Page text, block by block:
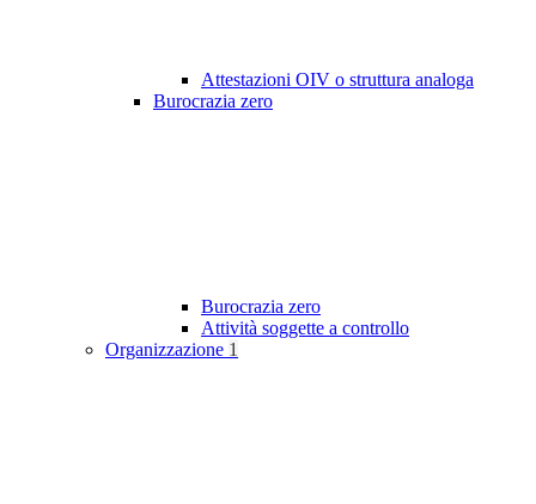
Attestazioni OIV o struttura analoga
Burocrazia zero
Burocrazia zero
Attività soggette a controllo
Organizzazione 1